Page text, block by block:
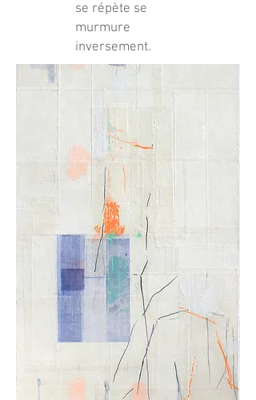
se répète se
murmure
inversement.